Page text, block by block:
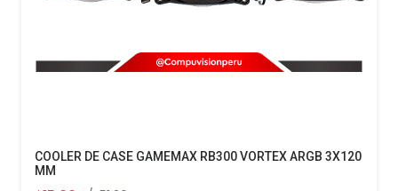
COOLER DE CASE GAMEMAX RB300 VORTEX ARGB 3X120
MM